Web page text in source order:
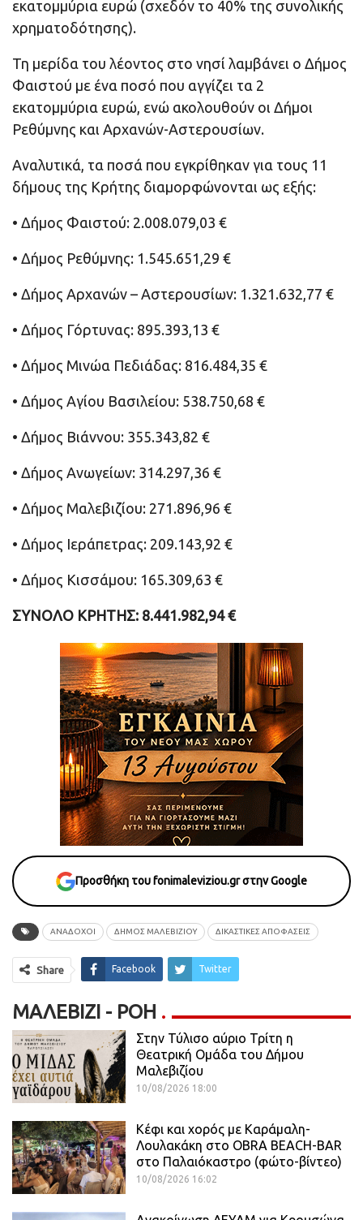
εκατομμύρια ευρώ (σχεδόν το 40% της συνολικής
χρηματοδότησης).
Τη μερίδα του λέοντος στο νησί λαμβάνει ο Δήμος
Φαιστού με ένα ποσό που αγγίζει τα 2
εκατομμύρια ευρώ, ενώ ακολουθούν οι Δήμοι
Ρεθύμνης και Αρχανών-Αστερουσίων.
Αναλυτικά, τα ποσά που εγκρίθηκαν για τους 11
δήμους της Κρήτης διαμορφώνονται ως εξής:
• Δήμος Φαιστού: 2.008.079,03 €
• Δήμος Ρεθύμνης: 1.545.651,29 €
• Δήμος Αρχανών – Αστερουσίων: 1.321.632,77 €
• Δήμος Γόρτυνας: 895.393,13 €
• Δήμος Μινώα Πεδιάδας: 816.484,35 €
• Δήμος Αγίου Βασιλείου: 538.750,68 €
• Δήμος Βιάννου: 355.343,82 €
• Δήμος Ανωγείων: 314.297,36 €
• Δήμος Μαλεβιζίου: 271.896,96 €
• Δήμος Ιεράπετρας: 209.143,92 €
• Δήμος Κισσάμου: 165.309,63 €
ΣΥΝΟΛΟ ΚΡΗΤΗΣ: 8.441.982,94 €
Προσθήκη του fonimaleviziou.gr στην Google
ΑΝΑΔΟΧΟΙ ΔΗΜΟΣ ΜΑΛΕΒΙΖΙΟΥ ΔΙΚΑΣΤΙΚΕΣ ΑΠΟΦΑΣΕΙΣ
Share Facebook Twitter
ΜΑΛΕΒΊΖΙ - ΡΟΗ
Στην Τύλισο αύριο Τρίτη η
Θεατρική Ομάδα του Δήμου
Μαλεβιζίου
10/08/2026 18:00
Κέφι και χορός με Καράμαλη-
Λουλακάκη στο OBRA BEACH-BAR
στο Παλαιόκαστρο (φώτο-βίντεο)
10/08/2026 16:02